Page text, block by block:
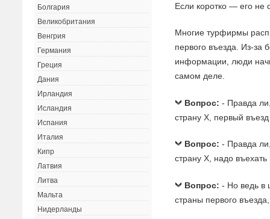
Если коротко — его не
Многие турфирмы
первого въезда. Из-за
информации, люди
самом деле.
Вопрос: - Правда
страну Х, первый
Вопрос: - Правда
страну Х, надо
Вопрос: - Но ведь в
страны первого
Болгария
Великобритания
Венгрия
Германия
Греция
Дания
Ирландия
Исландия
Испания
Италия
Кипр
Латвия
Литва
Мальта
Нидерланды